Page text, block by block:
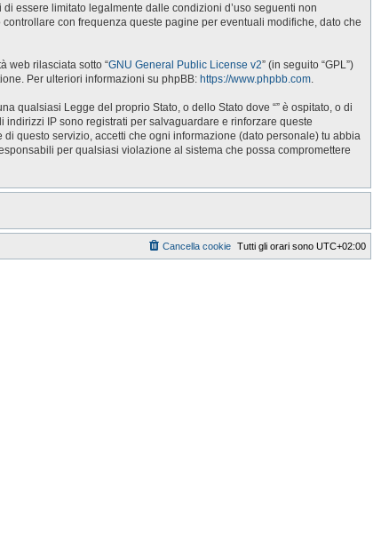
di essere limitato legalmente dalle condizioni d’uso seguenti non
con frequenza queste pagine per eventuali modifiche, dato che
web rilasciata sotto “GNU General Public License v2” (in seguito “GPL”)
Per ulteriori informazioni su phpBB: https://www.phpbb.com
qualsiasi Legge del proprio Stato, o dello Stato dove “” è ospitato, o di
IP sono registrati per salvaguardare e rinforzare queste
questo servizio, accetti che ogni informazione (dato personale) tu abbia
per qualsiasi violazione al sistema che possa compromettere
Tutti gli orari sono UTC+02:00
Cancella cookie